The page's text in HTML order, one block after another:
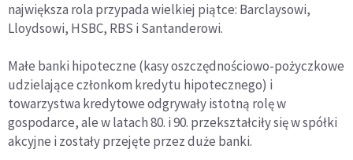
największa rola przypada wielkiej piątce: Barclaysowi,
Lloydsowi, HSBC, RBS i Santanderowi.
Małe banki hipoteczne (kasy oszczędnościowo-pożyczkowe
udzielające członkom kredytu hipotecznego) i
towarzystwa kredytowe odgrywały istotną rolę w
gospodarce, ale w latach 80. i 90. przekształciły się w spółki
akcyjne i zostały przejęte przez duże banki.